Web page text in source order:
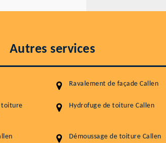
Autres services
Ravalement de façade Callen
toiture
Hydrofuge de toiture Callen
Démoussage de toiture Callen